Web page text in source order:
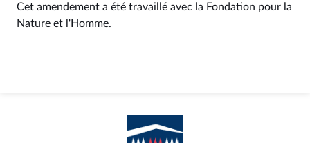
Cet amendement a été travaillé avec la Fondation pour la
Nature et l'Homme.